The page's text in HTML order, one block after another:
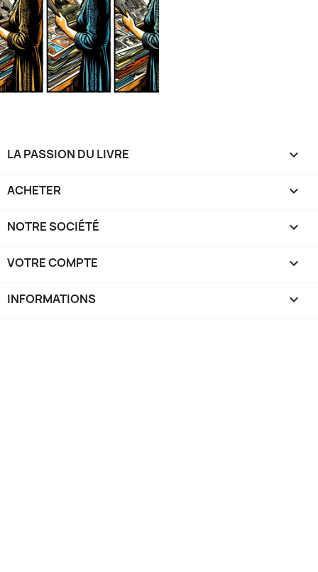
LA PASSION DU LIVRE 
ACHETER 
NOTRE SOCIÉTÉ 
VOTRE COMPTE 
INFORMATIONS keyboard_arrow_down